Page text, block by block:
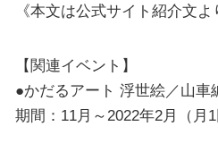
《本文は公式サイト紹介文よ
【関連イベント】
●かだるアート 浮世絵／山車
期間：11月～2022年2月（月1